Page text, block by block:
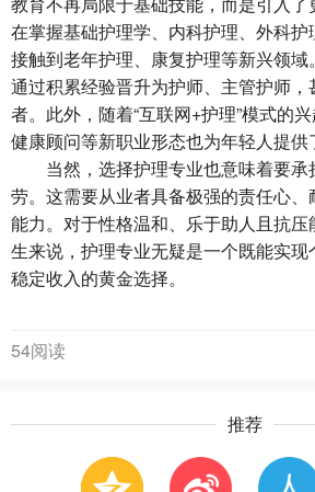
在掌握基础护理学、内科护理、外科
接触到老年护理、康复护理等新兴领
通过积累经验晋升为护师、主管护师
者。此外，随着“互联网+护理”模式的
健康顾问等新职业形态也为年轻人提供
当然， 选择护理专业也意味着要承
劳。这需要从业者具备极强的责任心、
能力。对于性格温和、乐于助人且抗
生来说，护理专业无疑是一个既能实
稳定收入的黄金选择。
54阅读
推荐